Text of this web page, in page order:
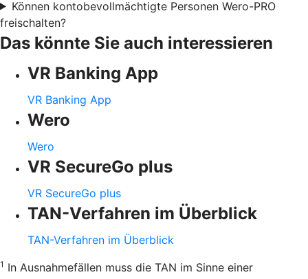
Können kontobevollmächtigte Personen Wero-PRO
freischalten?
Das könnte Sie auch interessieren
VR Banking App
VR Banking App
Wero
Wero
VR SecureGo plus
VR SecureGo plus
TAN-Verfahren im Überblick
TAN-Verfahren im Überblick
1 In Ausnahmefällen muss die TAN im Sinne einer